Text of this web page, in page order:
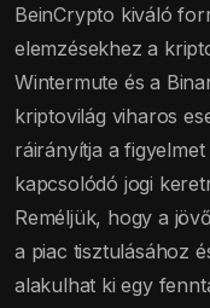
BeinCrypto kiváló
elemzésekhez a
Wintermute és a
kriptovilág viharos
ráirányítja a
kapcsolódó jogi
Reméljük, hogy a
a piac tisztulásához
alakulhat ki egy